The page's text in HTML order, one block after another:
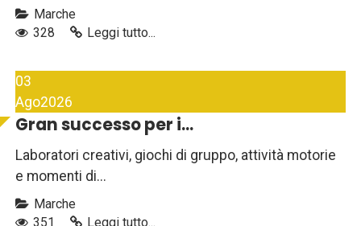
Marche
328
Leggi tutto...
03
Ago2026
Gran successo per i...
Laboratori creativi, giochi di gruppo, attività motorie
e momenti di...
Marche
351
Leggi tutto...